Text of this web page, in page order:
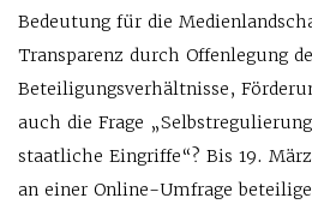
Bedeutung für die
Transparenz durch Offenlegung
Beteiligungsverhältnisse,
auch die Frage
staatliche Eingriffe“? Bis 19.
an einer Online-Umfrage